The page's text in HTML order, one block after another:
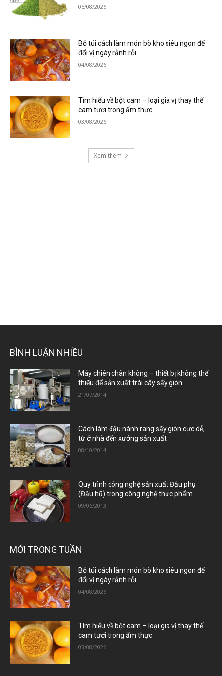
05/08/2026
Bỏ túi cách làm món bò kho siêu ngon để
đổi vị ngày rảnh rỗi
04/08/2026
Tìm hiểu về bột cam – loại gia vị thay thế
cam tươi trong ẩm thực
03/08/2026
Xem thêm
BÌNH LUẬN NHIỀU
Máy chiên chân không – thiết bị không thể
thiếu để sản xuất trái cây sấy giòn
21/07/2014
Cách làm đậu nành rang sấy giòn cực dễ,
từ ở nhà đến xưởng sản xuất
08/10/2014
Quy trình công nghệ sản xuất Đậu phụ
(Đậu hũ) trong công nghệ thực phẩm
09/06/2013
MỚI TRONG TUẦN
Bỏ túi cách làm món bò kho siêu ngon để
đổi vị ngày rảnh rỗi
04/08/2026
Tìm hiểu về bột cam – loại gia vị thay thế
cam tươi trong ẩm thực
03/08/2026